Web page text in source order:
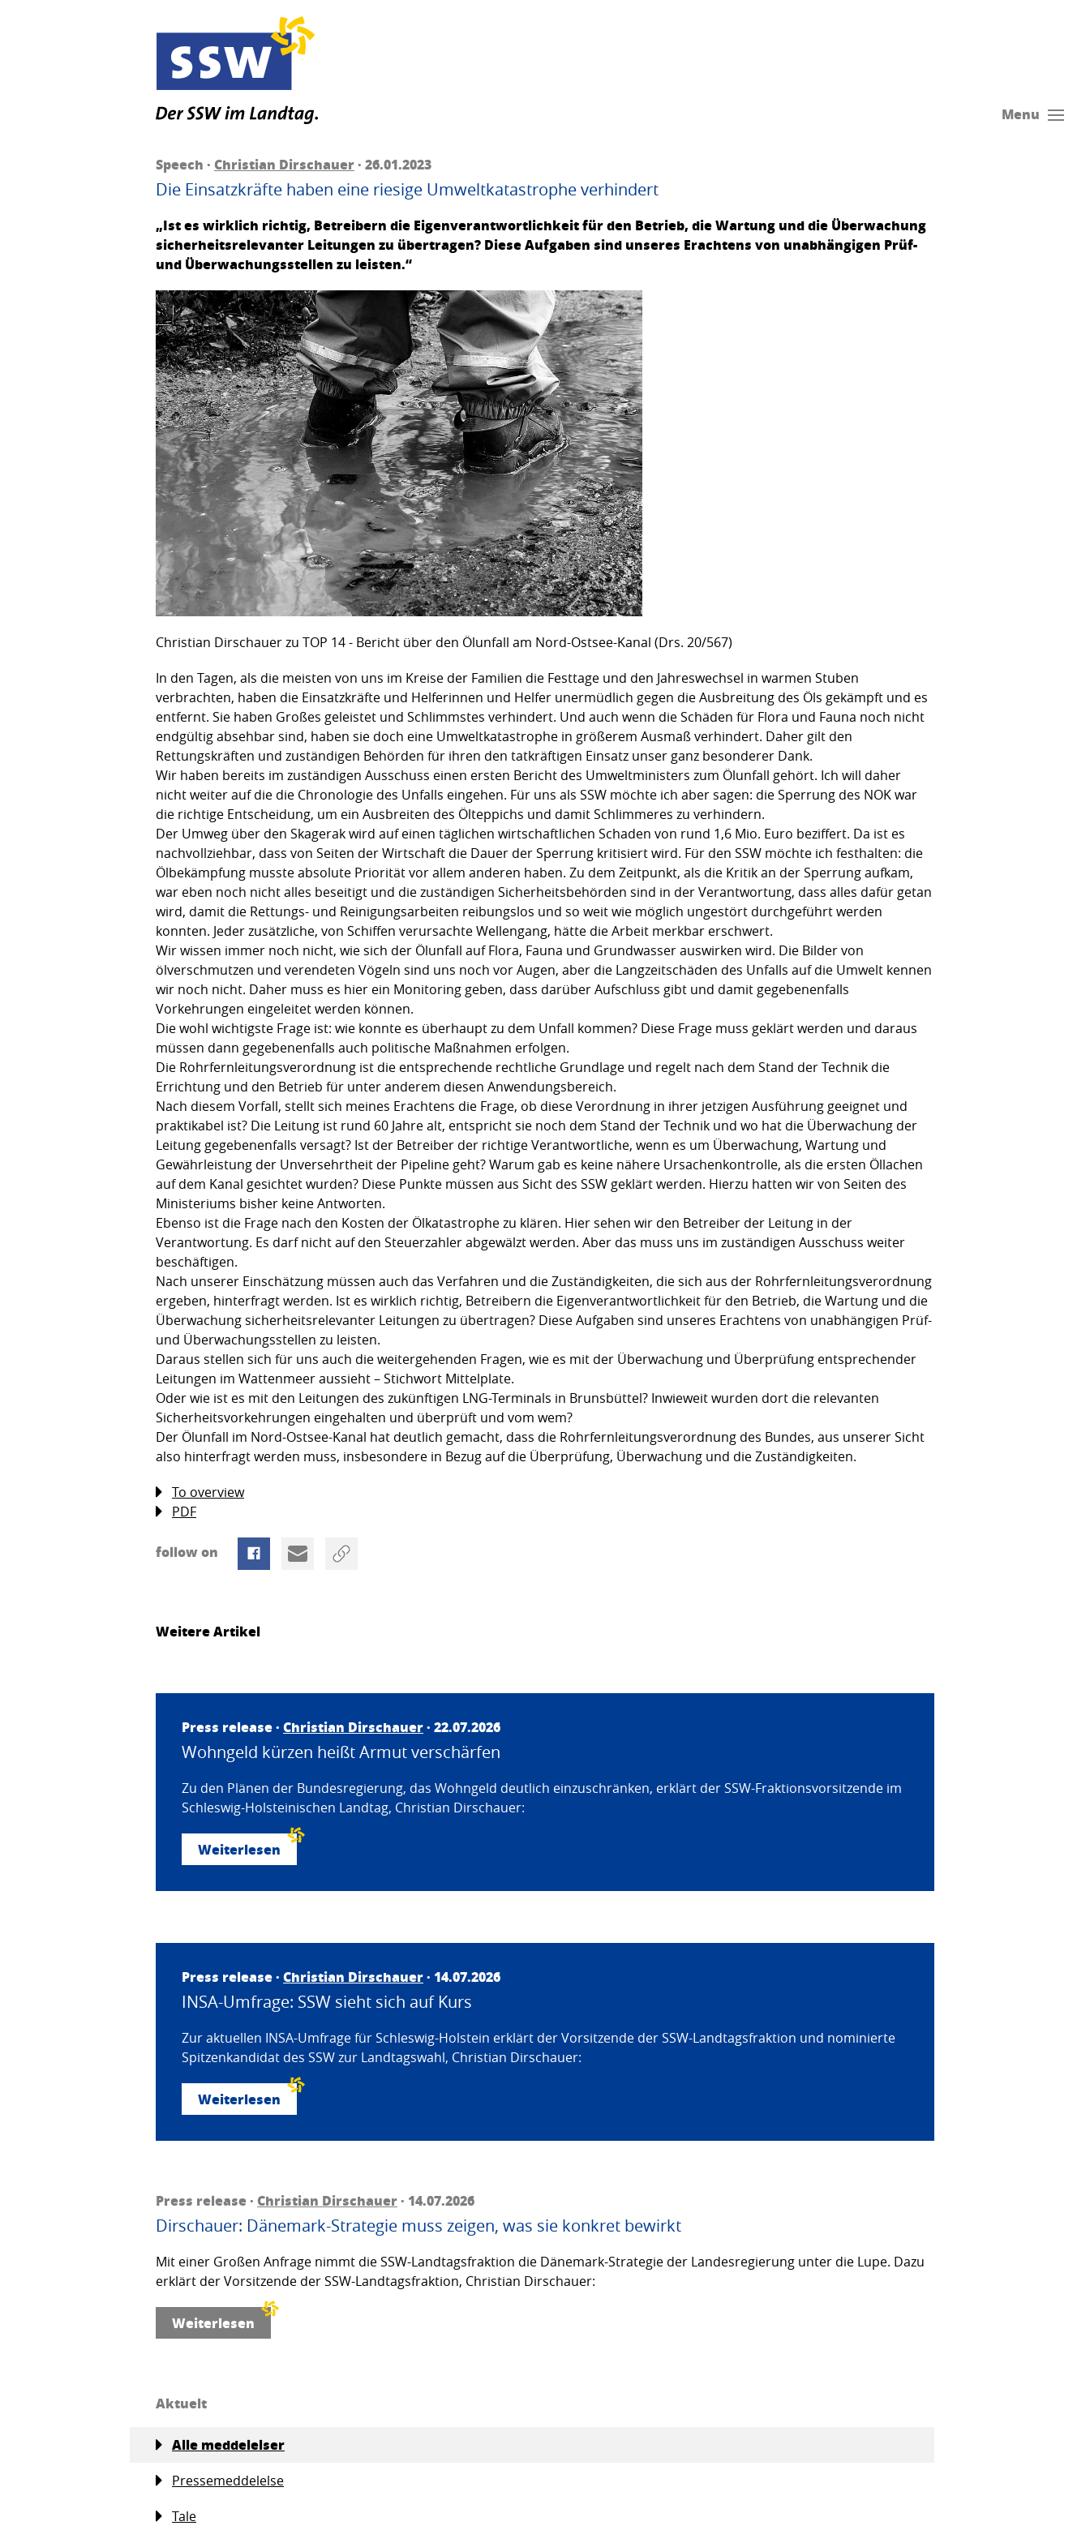
Menu
Speech · Christian Dirschauer· 26.01.2023
Die Einsatzkräfte haben eine riesige Umweltkatastrophe verhindert
„Ist es wirklich richtig, Betreibern die Eigenverantwortlichkeit für den Betrieb, die Wartung und die Überwachung
sicherheitsrelevanter Leitungen zu übertragen? Diese Aufgaben sind unseres Erachtens von unabhängigen Prüf-
und Überwachungsstellen zu leisten.“
Christian Dirschauer zu TOP 14 - Bericht über den Ölunfall am Nord-Ostsee-Kanal (Drs. 20/567)
In den Tagen, als die meisten von uns im Kreise der Familien die Festtage und den Jahreswechsel in warmen Stuben
verbrachten, haben die Einsatzkräfte und Helferinnen und Helfer unermüdlich gegen die Ausbreitung des Öls gekämpft und es
entfernt. Sie haben Großes geleistet und Schlimmstes verhindert. Und auch wenn die Schäden für Flora und Fauna noch nicht
endgültig absehbar sind, haben sie doch eine Umweltkatastrophe in größerem Ausmaß verhindert. Daher gilt den
Rettungskräften und zuständigen Behörden für ihren den tatkräftigen Einsatz unser ganz besonderer Dank.
Wir haben bereits im zuständigen Ausschuss einen ersten Bericht des Umweltministers zum Ölunfall gehört. Ich will daher
nicht weiter auf die die Chronologie des Unfalls eingehen. Für uns als SSW möchte ich aber sagen: die Sperrung des NOK war
die richtige Entscheidung, um ein Ausbreiten des Ölteppichs und damit Schlimmeres zu verhindern.
Der Umweg über den Skagerak wird auf einen täglichen wirtschaftlichen Schaden von rund 1,6 Mio. Euro beziffert. Da ist es
nachvollziehbar, dass von Seiten der Wirtschaft die Dauer der Sperrung kritisiert wird. Für den SSW möchte ich festhalten: die
Ölbekämpfung musste absolute Priorität vor allem anderen haben. Zu dem Zeitpunkt, als die Kritik an der Sperrung aufkam,
war eben noch nicht alles beseitigt und die zuständigen Sicherheitsbehörden sind in der Verantwortung, dass alles dafür getan
wird, damit die Rettungs- und Reinigungsarbeiten reibungslos und so weit wie möglich ungestört durchgeführt werden
konnten. Jeder zusätzliche, von Schiffen verursachte Wellengang, hätte die Arbeit merkbar erschwert.
Wir wissen immer noch nicht, wie sich der Ölunfall auf Flora, Fauna und Grundwasser auswirken wird. Die Bilder von
ölverschmutzen und verendeten Vögeln sind uns noch vor Augen, aber die Langzeitschäden des Unfalls auf die Umwelt kennen
wir noch nicht. Daher muss es hier ein Monitoring geben, dass darüber Aufschluss gibt und damit gegebenenfalls
Vorkehrungen eingeleitet werden können.
Die wohl wichtigste Frage ist: wie konnte es überhaupt zu dem Unfall kommen? Diese Frage muss geklärt werden und daraus
müssen dann gegebenenfalls auch politische Maßnahmen erfolgen.
Die Rohrfernleitungsverordnung ist die entsprechende rechtliche Grundlage und regelt nach dem Stand der Technik die
Errichtung und den Betrieb für unter anderem diesen Anwendungsbereich.
Nach diesem Vorfall, stellt sich meines Erachtens die Frage, ob diese Verordnung in ihrer jetzigen Ausführung geeignet und
praktikabel ist? Die Leitung ist rund 60 Jahre alt, entspricht sie noch dem Stand der Technik und wo hat die Überwachung der
Leitung gegebenenfalls versagt? Ist der Betreiber der richtige Verantwortliche, wenn es um Überwachung, Wartung und
Gewährleistung der Unversehrtheit der Pipeline geht? Warum gab es keine nähere Ursachenkontrolle, als die ersten Öllachen
auf dem Kanal gesichtet wurden? Diese Punkte müssen aus Sicht des SSW geklärt werden. Hierzu hatten wir von Seiten des
Ministeriums bisher keine Antworten.
Ebenso ist die Frage nach den Kosten der Ölkatastrophe zu klären. Hier sehen wir den Betreiber der Leitung in der
Verantwortung. Es darf nicht auf den Steuerzahler abgewälzt werden. Aber das muss uns im zuständigen Ausschuss weiter
beschäftigen.
Nach unserer Einschätzung müssen auch das Verfahren und die Zuständigkeiten, die sich aus der Rohrfernleitungsverordnung
ergeben, hinterfragt werden. Ist es wirklich richtig, Betreibern die Eigenverantwortlichkeit für den Betrieb, die Wartung und die
Überwachung sicherheitsrelevanter Leitungen zu übertragen? Diese Aufgaben sind unseres Erachtens von unabhängigen Prüf-
und Überwachungsstellen zu leisten.
Daraus stellen sich für uns auch die weitergehenden Fragen, wie es mit der Überwachung und Überprüfung entsprechender
Leitungen im Wattenmeer aussieht – Stichwort Mittelplate.
Oder wie ist es mit den Leitungen des zukünftigen LNG-Terminals in Brunsbüttel? Inwieweit wurden dort die relevanten
Sicherheitsvorkehrungen eingehalten und überprüft und vom wem?
Der Ölunfall im Nord-Ostsee-Kanal hat deutlich gemacht, dass die Rohrfernleitungsverordnung des Bundes, aus unserer Sicht
also hinterfragt werden muss, insbesondere in Bezug auf die Überprüfung, Überwachung und die Zuständigkeiten.
To overview
PDF
follow on
Weitere Artikel
Press release · Christian Dirschauer· 22.07.2026
Wohngeld kürzen heißt Armut verschärfen
Zu den Plänen der Bundesregierung, das Wohngeld deutlich einzuschränken, erklärt der SSW-Fraktionsvorsitzende im
Schleswig-Holsteinischen Landtag, Christian Dirschauer:
Weiterlesen
Press release · Christian Dirschauer· 14.07.2026
INSA-Umfrage: SSW sieht sich auf Kurs
Zur aktuellen INSA-Umfrage für Schleswig-Holstein erklärt der Vorsitzende der SSW-Landtagsfraktion und nominierte
Spitzenkandidat des SSW zur Landtagswahl, Christian Dirschauer:
Weiterlesen
Press release · Christian Dirschauer· 14.07.2026
Dirschauer: Dänemark-Strategie muss zeigen, was sie konkret bewirkt
Mit einer Großen Anfrage nimmt die SSW-Landtagsfraktion die Dänemark-Strategie der Landesregierung unter die Lupe. Dazu
erklärt der Vorsitzende der SSW-Landtagsfraktion, Christian Dirschauer:
Weiterlesen
Aktuelt
Alle meddelelser
Pressemeddelelse
Tale